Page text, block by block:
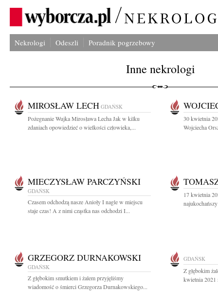
Nekrologi Odeszli Poradnik pogrzebowy
Inne nekrologi
MIROSŁAW LECH GDAŃSK
Pożegnanie Wujka Mirosława Lecha Jak w kilku
zdaniach opowiedzieć o wielkości człowieka,...
30 kwietnia
Wojciecha
MIECZYSŁAW PARCZYŃSKI
GDAŃSK
Czasem odchodzą nasze Anioły I nagle w miejscu
staje czas! A z nimi cząstka nas odchodzi I...
17 kwietnia
GRZEGORZ DURNAKOWSKI
GDAŃSK
Z głębokim smutkiem i żalem przyjęliśmy
wiadomość o śmierci Grzegorza Durnakowskiego...
GDAŃSK
Z głębokim
kwietnia 2021